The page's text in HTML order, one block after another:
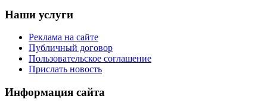
Наши услуги
Реклама на сайте
Публичный договор
Пользовательское соглашение
Прислать новость
Информация сайта